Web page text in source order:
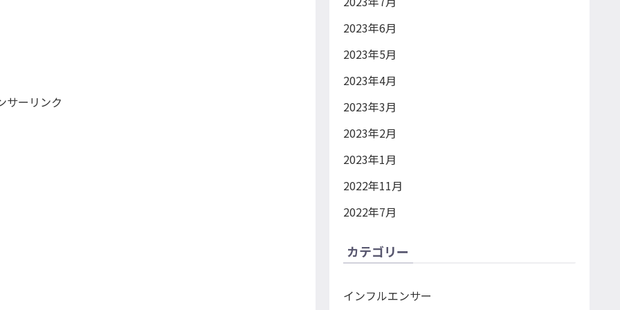
サーリンク
2023年6月
2023年5月
2023年4月
2023年3月
2023年2月
2023年1月
2022年11月
2022年7月
カテゴリー
インフルエンサー